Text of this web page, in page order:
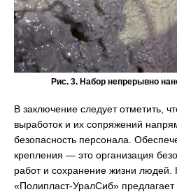
Рис. 3. Набор непрерывно
В заключение следует отметить,
выработок и их сопряжений
безопасность персонала.
крепления — это организация
работ и сохранение жизни
«Полипласт-УралСиб»